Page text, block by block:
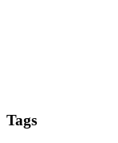
Tags